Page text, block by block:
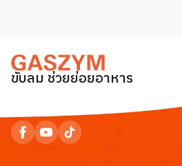
ขับลม ช่วยย่อยอาหาร